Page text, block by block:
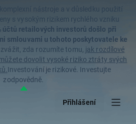
nástroje a v důsledku použití
s vysokým rizikem rychlého vzniku
účtů retailových investorů došlo při
smlouvami u tohoto poskytovatele ke
zda rozumíte tomu, jak rozdílové
dovolit vysoké riziko ztráty svých
Investování je rizikové. Investujte
zodpovědně.
Přihlášení